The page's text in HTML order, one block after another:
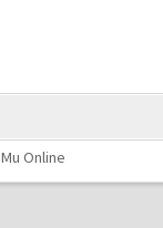
Mu Online